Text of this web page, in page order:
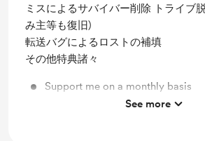
ミスによるサバイバー削除 トライブ
み主等も復旧)
転送バグによるロストの補填
その他特典諸々
Support me on a monthly basis
Unlock exclusive posts and
See more